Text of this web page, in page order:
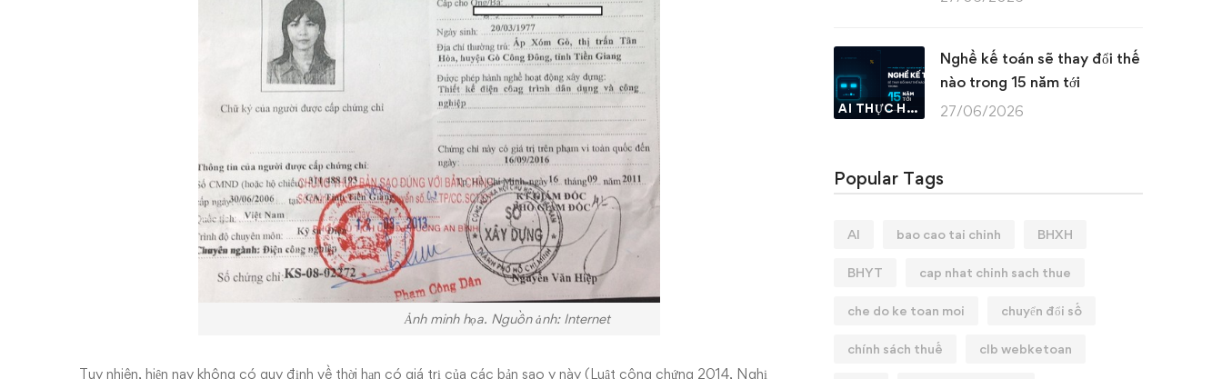
Ảnh minh họa. Nguồn ảnh: Internet
Tuy nhiên, hiện nay không có quy định về thời hạn có giá trị của các bản sao y này (Luật công chứng 2014, Nghị
AI THỰC HÀNH
Nghề kế toán sẽ thay đổi thế
nào trong 15 năm tới
27/06/2026
Popular Tags
AI bao cao tai chinh BHXH
BHYT cap nhat chinh sach thue
che do ke toan moi chuyển đổi số
chính sách thuế clb webketoan